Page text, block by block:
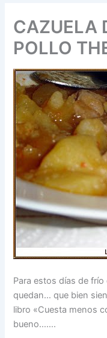
CAZUELA
POLLO
Para estos días de
quedan… que bien
libro «Cuesta menos
bueno…….